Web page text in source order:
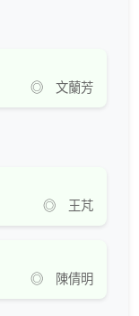
◎ 文蘭芳
◎ 王芃
◎ 陳倩明